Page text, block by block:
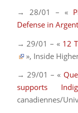
→ 28/01 – «
Defense in
→ 29/01 – « 12
», Inside
→ 29/01 – «
supports
canadiennes/